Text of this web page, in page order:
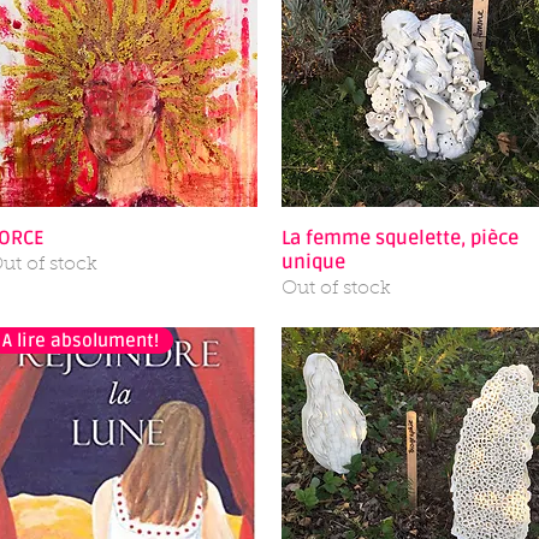
of stock
Quick View
La femme squelette, pièce
unique
Out of stock
A lire absolument!